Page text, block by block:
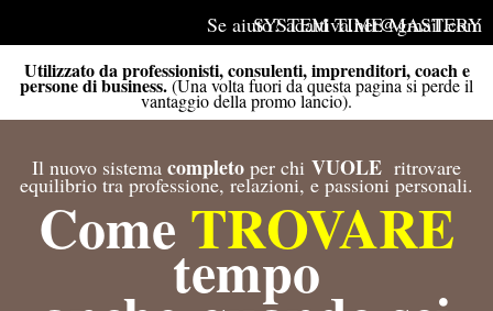
al
contenuto
SYSTEM TIME MASTERY
Se aiuto? adattiva.net@gmail.com
Utilizzato da professionisti, consulenti, imprenditori, coach e
persone di business.(Una volta fuori da questa pagina si perde il
vantaggio della promo lancio).
Il nuovo sistema completo per chi VUOLE ritrovare
equilibrio tra professione, relazioni, e passioni personali.
Come TROVARE
tempo